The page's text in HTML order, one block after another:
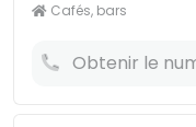
Cafés, bars
Obtenir le